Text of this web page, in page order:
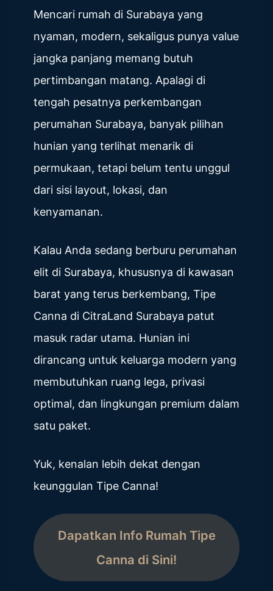
Mencari rumah di Surabaya yang
nyaman, modern, sekaligus punya value
jangka panjang memang butuh
pertimbangan matang. Apalagi di
tengah pesatnya perkembangan
perumahan Surabaya, banyak pilihan
hunian yang terlihat menarik di
permukaan, tetapi belum tentu unggul
dari sisi layout, lokasi, dan
kenyamanan.
Kalau Anda sedang berburu perumahan
elit di Surabaya, khususnya di kawasan
barat yang terus berkembang, Tipe
Canna di CitraLand Surabaya patut
masuk radar utama. Hunian ini
dirancang untuk keluarga modern yang
membutuhkan ruang lega, privasi
optimal, dan lingkungan premium dalam
satu paket.
Yuk, kenalan lebih dekat dengan
keunggulan Tipe Canna!
Dapatkan Info Rumah Tipe
Canna di Sini!